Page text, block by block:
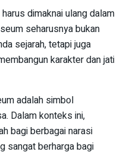
dimaknai ulang dalam
seharusnya bukan
sejarah, tetapi juga
karakter dan jati
adalah simbol
Dalam konteks ini,
bagi berbagai narasi
sangat berharga bagi